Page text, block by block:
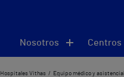
Nosotros Centros
Hospitales Vithas Equipo médico y asistencial